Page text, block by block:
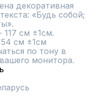
декоративная
«Будь собой;
см ±1см.
см ±1см
по тону в
монитора.